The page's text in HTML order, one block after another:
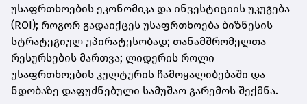
უსაფრთხოების ეკონომიკა და ინვესტიციის უკუგება
(ROI); როგორ გადაიქცეს უსაფრთხოება ბიზნესის
სტრატეგიულ უპირატესობად; თანამშრომელთა
რესურსების მართვა; ლიდერის როლი
უსაფრთხოების კულტურის ჩამოყალიბებაში და
ნდობაზე დაფუძნებული სამუშაო გარემოს შექმნა.